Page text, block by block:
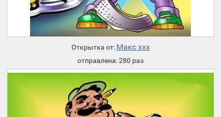
Открытка от: Макс ххх
отправлена: 280 раз